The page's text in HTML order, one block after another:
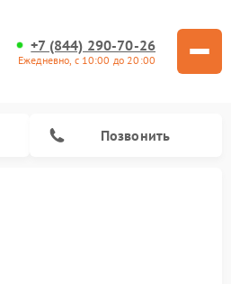
+7 (844) 290-70-26
Ежедневно, с 10:00 до 20:00
Позвонить